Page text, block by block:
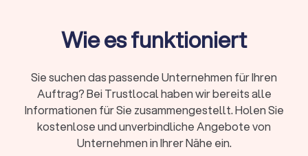
50-100 €/Stunde
Stundenlohn bei kleineren, flexiblen Umzügen
Zusatzkosten:Lange Tragewege, Etagen ohne
Aufzug, Wochenend- und Feiertagszuschläge,
Spezialtransporte
Kurzfristige Buchung:Oft ab 48-72 Stunden
Wie es funktioniert
Sie suchen das passende Unternehmen für Ihren
Auftrag? Bei Trustlocal haben wir bereits alle
Informationen für Sie zusammengestellt. Holen Sie
kostenlose und unverbindliche Angebote von
Unternehmen in Ihrer Nähe ein.